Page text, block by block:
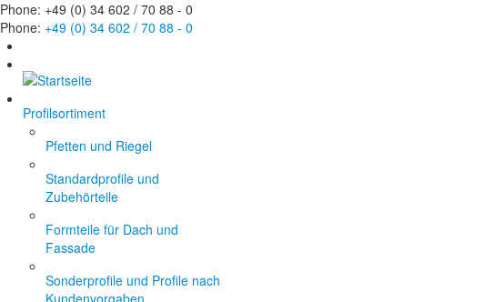
Phone: +49 (0) 34 602 / 70 88 - 0
Phone: +49 (0) 34 602 / 70 88 - 0
Profilsortiment
Pfetten und Riegel
Standardprofile und
Zubehörteile
Formteile für Dach und
Fassade
Sonderprofile und Profile nach